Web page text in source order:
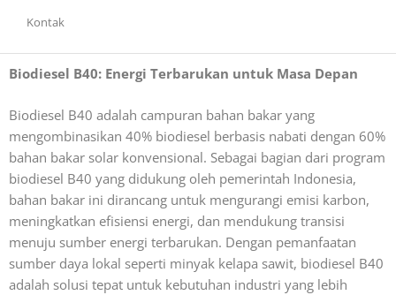
Kontak
Biodiesel B40: Energi Terbarukan untuk Masa Depan
Biodiesel B40 adalah campuran bahan bakar yang
mengombinasikan 40% biodiesel berbasis nabati dengan 60%
bahan bakar solar konvensional. Sebagai bagian dari program
biodiesel B40 yang didukung oleh pemerintah Indonesia,
bahan bakar ini dirancang untuk mengurangi emisi karbon,
meningkatkan efisiensi energi, dan mendukung transisi
menuju sumber energi terbarukan. Dengan pemanfaatan
sumber daya lokal seperti minyak kelapa sawit, biodiesel B40
adalah solusi tepat untuk kebutuhan industri yang lebih